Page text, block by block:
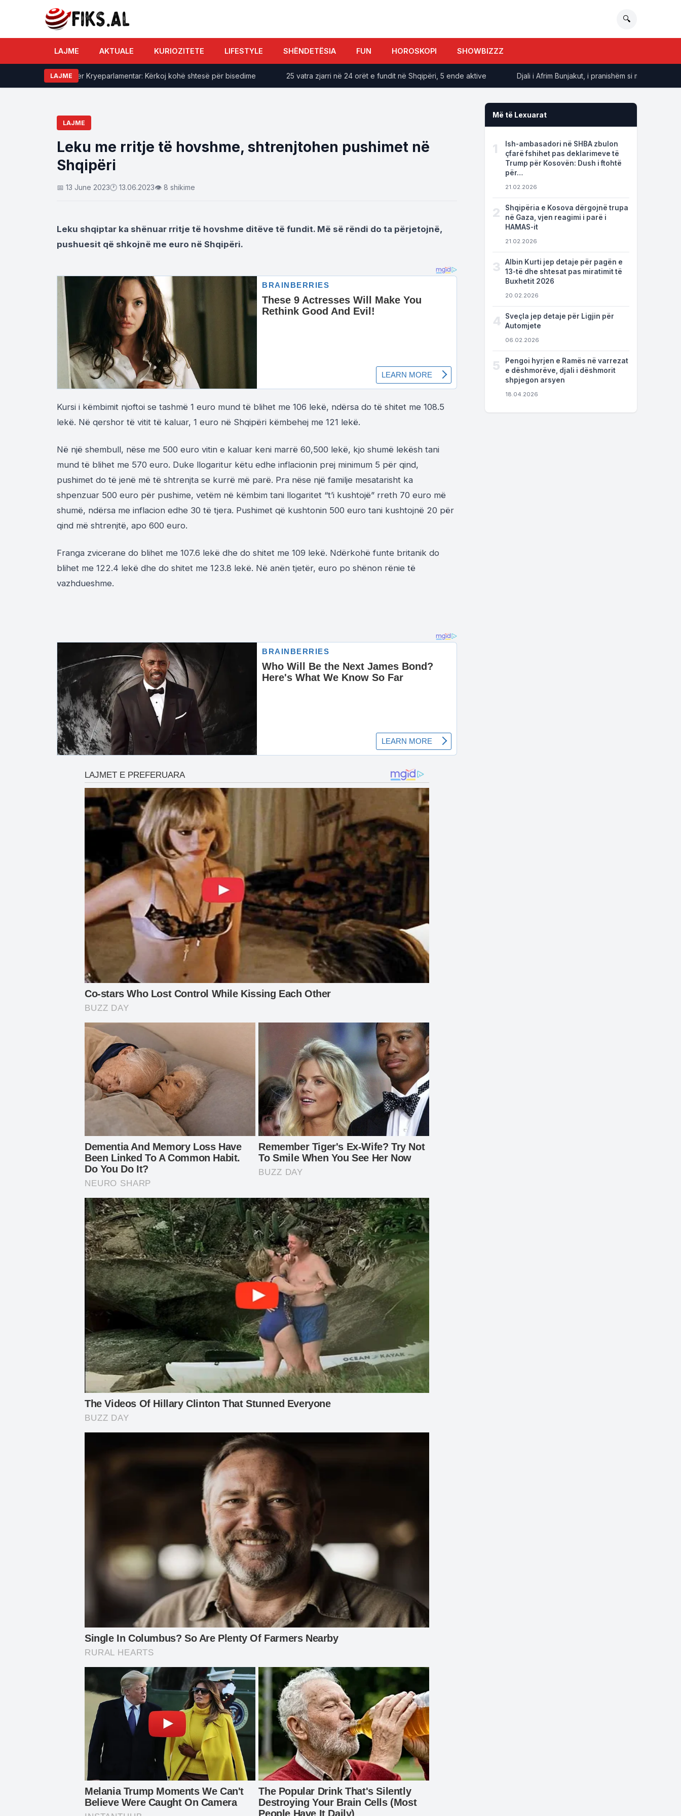
🔍
LAJME AKTUALE KURIOZITETE LIFESTYLE SHËNDETËSIA FUN HOROSKOPI SHOWBIZZZ
LAJME
kandidat për Kryeparlamentar: Kërkoj kohë shtesë për bisedime 25 vatra zjarri në 24 orët e fundit në Shqipëri, 5 ende aktive Djali i Afrim Bunjakut, i pranishëm si mysafir në
LAJME
Leku me rritje të hovshme, shtrenjtohen pushimet në
Shqipëri
📅 13 June 2023🕐 13.06.2023👁 8 shikime
Leku shqiptar ka shënuar rritje të hovshme ditëve të fundit. Më së rëndi do ta përjetojnë,
pushuesit që shkojnë me euro në Shqipëri.
Kursi i këmbimit njoftoi se tashmë 1 euro mund të blihet me 106 lekë, ndërsa do të shitet me 108.5
lekë. Në qershor të vitit të kaluar, 1 euro në Shqipëri këmbehej me 121 lekë.
Në një shembull, nëse me 500 euro vitin e kaluar keni marrë 60,500 lekë, kjo shumë lekësh tani
mund të blihet me 570 euro. Duke llogaritur këtu edhe inflacionin prej minimum 5 për qind,
pushimet do të jenë më të shtrenjta se kurrë më parë. Pra nëse një familje mesatarisht ka
shpenzuar 500 euro për pushime, vetëm në këmbim tani llogaritet “t’i kushtojë” rreth 70 euro më
shumë, ndërsa me inflacion edhe 30 të tjera. Pushimet që kushtonin 500 euro tani kushtojnë 20 për
qind më shtrenjtë, apo 600 euro.
Franga zvicerane do blihet me 107.6 lekë dhe do shitet me 109 lekë. Ndërkohë funte britanik do
blihet me 122.4 lekë dhe do shitet me 123.8 lekë. Në anën tjetër, euro po shënon rënie të
vazhdueshme.
Më të Lexuarat
1
Ish-ambasadori në SHBA zbulon
çfarë fshihet pas deklarimeve të
Trump për Kosovën: Dush i ftohtë
për…
21.02.2026
2
Shqipëria e Kosova dërgojnë trupa
në Gaza, vjen reagimi i parë i
HAMAS-it
21.02.2026
3
Albin Kurti jep detaje për pagën e
13-të dhe shtesat pas miratimit të
Buxhetit 2026
20.02.2026
4
Sveçla jep detaje për Ligjin për
Automjete
06.02.2026
5
Pengoi hyrjen e Ramës në varrezat
e dëshmorëve, djali i dëshmorit
shpjegon arsyen
18.04.2026